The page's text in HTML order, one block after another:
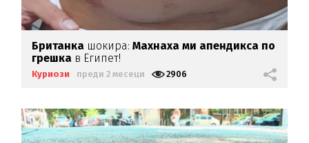
Британка шокира:Махнаха ми апендикса по
грешка в Египет!
Куриози преди 2 месеци 2906